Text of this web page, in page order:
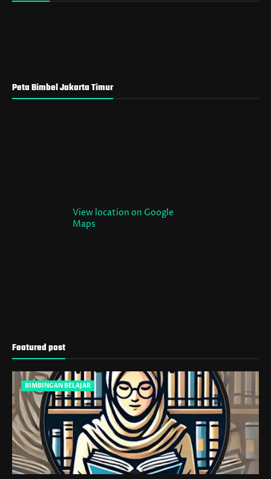
Peta Bimbel Jakarta Timur
View location on Google
Maps
Featured post
BIMBINGAN BELAJAR